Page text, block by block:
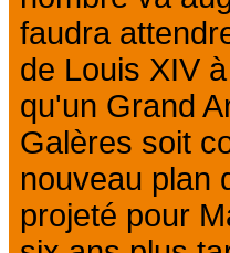
faudra
de Louis XIV
qu'un Grand
Galères soit
nouveau plan
projeté pour